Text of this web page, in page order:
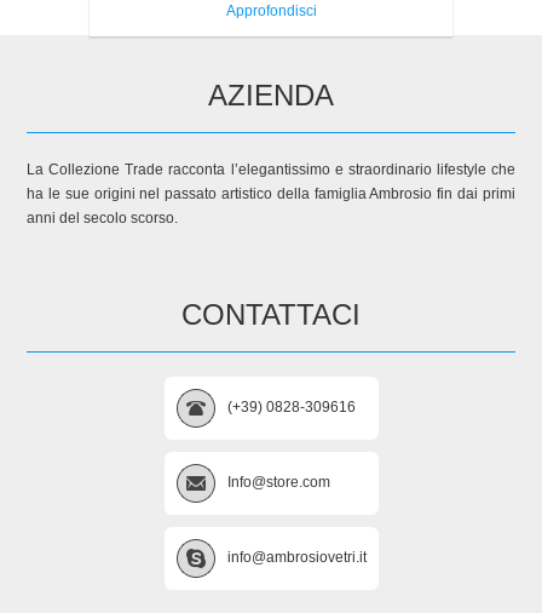
AZIENDA
La Collezione Trade racconta l’elegantissimo e straordinario lifestyle che
ha le sue origini nel passato artistico della famiglia Ambrosio fin dai primi
anni del secolo scorso.
CONTATTACI
(+39) 0828-309616
Info@store.com
info@ambrosiovetri.it
Approfondisci